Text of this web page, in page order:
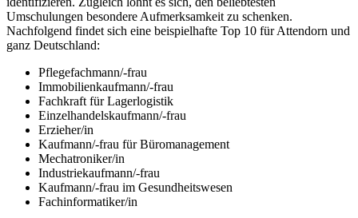
Umschulungen besondere Aufmerksamkeit zu schenken.
Nachfolgend findet sich eine beispielhafte Top 10 für Attendorn und
ganz Deutschland:
Pflegefachmann/-frau
Immobilienkaufmann/-frau
Fachkraft für Lagerlogistik
Einzelhandelskaufmann/-frau
Erzieher/in
Kaufmann/-frau für Büromanagement
Mechatroniker/in
Industriekaufmann/-frau
Kaufmann/-frau im Gesundheitswesen
Fachinformatiker/in